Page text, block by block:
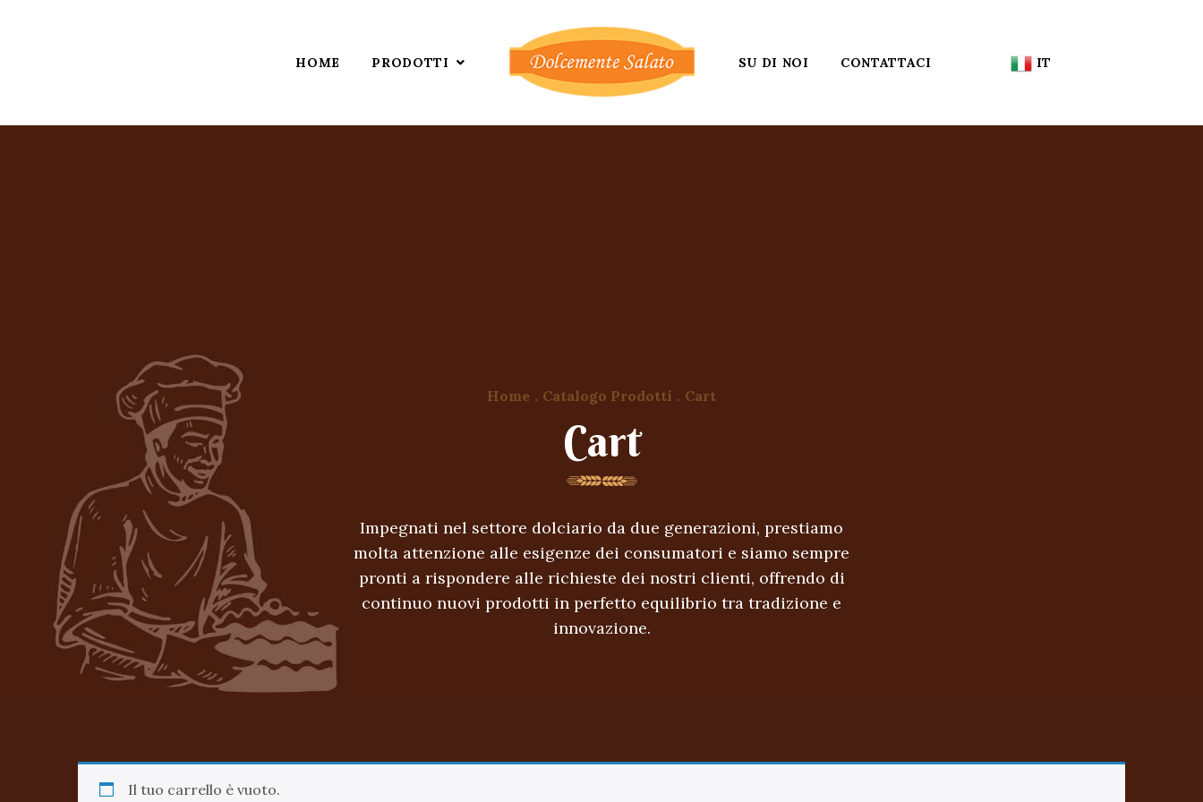
HOME PRODOTTI SU DI NOI CONTATTACI IT
Home . Catalogo Prodotti . Cart
Cart
Impegnati nel settore dolciario da due generazioni, prestiamo
molta attenzione alle esigenze dei consumatori e siamo sempre
pronti a rispondere alle richieste dei nostri clienti, offrendo di
continuo nuovi prodotti in perfetto equilibrio tra tradizione e
innovazione.
Il tuo carrello è vuoto.